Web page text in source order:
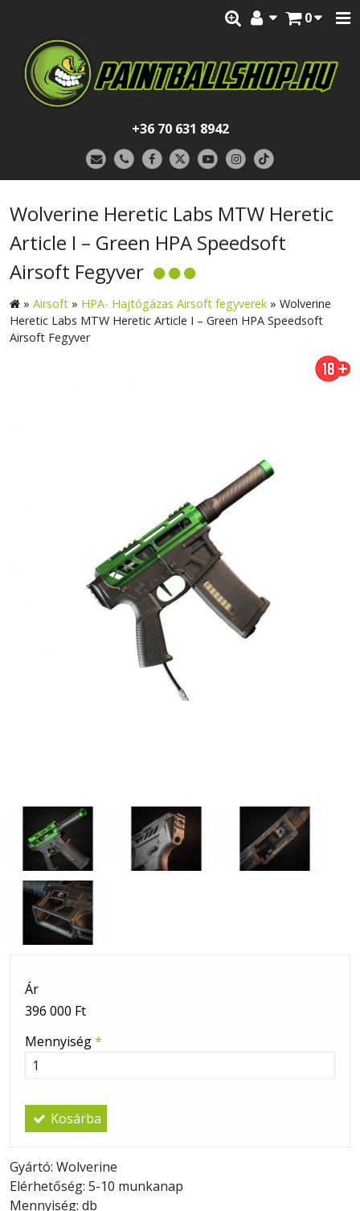
0
+36 70 631 8942
Wolverine Heretic Labs MTW Heretic
Article I – Green HPA Speedsoft
Airsoft Fegyver
» Airsoft » HPA- Hajtógázas Airsoft fegyverek » Wolverine
Heretic Labs MTW Heretic Article I – Green HPA Speedsoft
Airsoft Fegyver
Ár
396 000 Ft
Mennyiség*
Kosárba
Gyártó: Wolverine
Elérhetőség: 5-10 munkanap
Mennyiség: db